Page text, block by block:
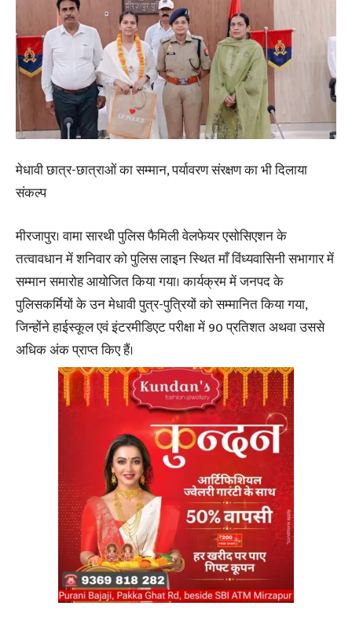
मेधावी छात्र-छात्राओं का सम्मान, पर्यावरण संरक्षण का भी दिलाया
संकल्प
मीरजापुर। वामा सारथी पुलिस फैमिली वेलफेयर एसोसिएशन के
तत्वावधान में शनिवार को पुलिस लाइन स्थित माँ विंध्यवासिनी सभागार में
सम्मान समारोह आयोजित किया गया। कार्यक्रम में जनपद के
पुलिसकर्मियों के उन मेधावी पुत्र-पुत्रियों को सम्मानित किया गया,
जिन्होंने हाईस्कूल एवं इंटरमीडिएट परीक्षा में 90 प्रतिशत अथवा उससे
अधिक अंक प्राप्त किए हैं।